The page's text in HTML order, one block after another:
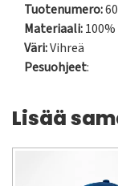
Tuotenumero:
Materiaali:
Väri:Vihreä
Pesuohjeet:
Lisää